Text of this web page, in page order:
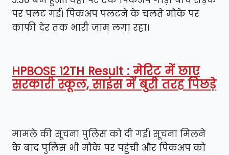
पर पलट गई। पिकअप पलटने के चलते मौके पर
काफी देर तक भारी जाम लगा रहा।
HPBOSE 12TH Result : मेरिट में छाए
सरकारी स्कूल, साइंस में बुरी तरह पिछड़े
मामले की सूचना पुलिस को दी गई। सूचना मिलने
के बाद पुलिस भी मौके पर पहुंची और पिकअप को